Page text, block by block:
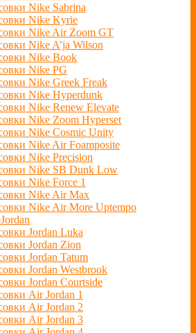
Nike Sabrina
Nike Kyrie
Nike Air Zoom GT
Nike A’ja Wilson
Nike Book
Nike PG
Nike Greek Freak
Nike Hyperdunk
Nike Renew Elevate
Nike Zoom Hyperset
Nike Cosmic Unity
Nike Air Foamposite
Nike Precision
Nike SB Dunk Low
Nike Force 1
Nike Air Max
Nike Air More Uptempo
Jordan Luka
Jordan Zion
Jordan Tatum
Jordan Westbrook
Jordan Courtside
Air Jordan 1
Air Jordan 2
Air Jordan 3